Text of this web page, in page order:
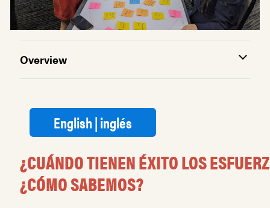
Overview
English | inglés
¿CUÁNDO TIENEN ÉXITO LOS
¿CÓMO SABEMOS?